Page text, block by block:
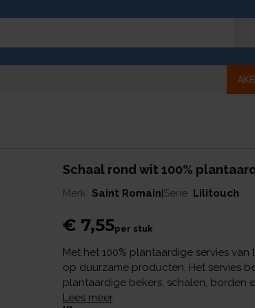
AKB
Schaal rond wit 100%
Merk Saint Romain|Serie Lilitouch
€ 7,55per stuk
Met het 100% plantaardige servies van
op duurzame producten. Het servies
plantaardige bekers, schalen, borden
Geschikt voor zowel koude en warme
Lees meer